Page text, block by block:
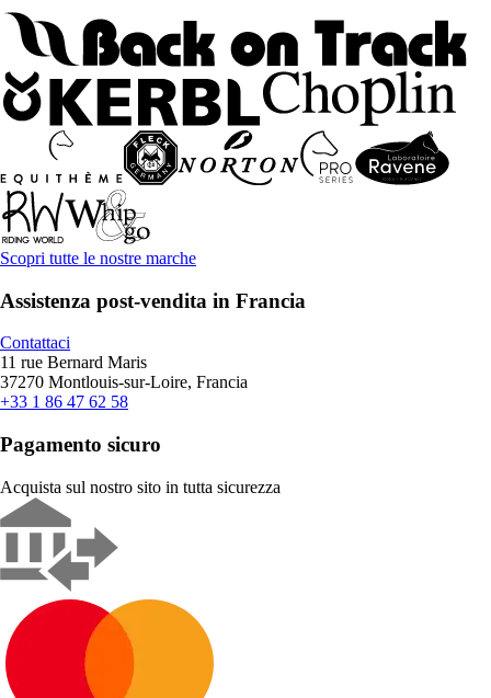
Scopri tutte le nostre marche
Assistenza post-vendita in Francia
Contattaci
11 rue Bernard Maris
37270 Montlouis-sur-Loire, Francia
+33 1 86 47 62 58
Pagamento sicuro
Acquista sul nostro sito in tutta sicurezza